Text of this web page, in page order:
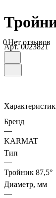
0Нет отзывов
Арт.0023821
Бренд
—
KARMAT
Тип
—
Тройник 87,5°
Диаметр, мм
—